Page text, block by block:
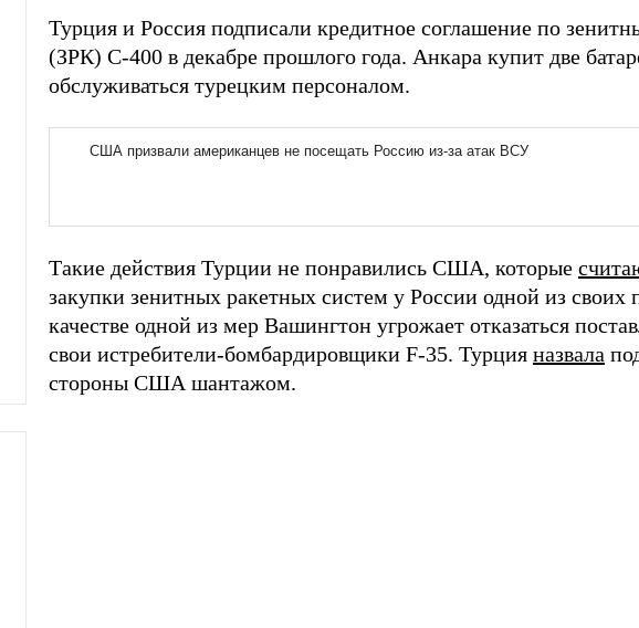
Турция и Россия подписали кредитное соглашение по
(ЗРК) С-400 в декабре прошлого года. Анкара купит две
обслуживаться турецким персоналом.
Такие действия Турции не понравились США, которые
закупки зенитных ракетных систем у России одной из своих
качестве одной из мер Вашингтон угрожает отказаться
свои истребители-бомбардировщики F-35. Турция назвала
стороны США шантажом.